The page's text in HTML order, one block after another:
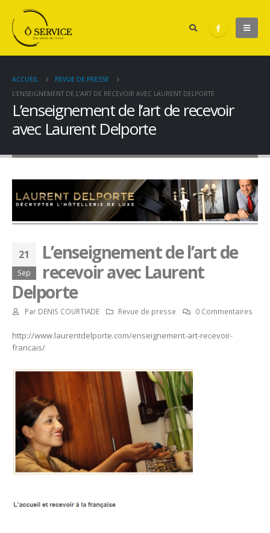
ACCUEIL
REVUE DE PRESSE
L’ENSEIGNEMENT DE L’ART DE RECEVOIR AVEC LAURENT DELPORTE
L’enseignement de l’art de recevoir
avec Laurent Delporte
21
Sep
L’enseignement de l’art de
recevoir avec Laurent
Delporte
Par DENIS COURTIADE Revue de presse 0 Commentaires
http://www.laurentdelporte.com/enseignement-art-recevoir-
francais/